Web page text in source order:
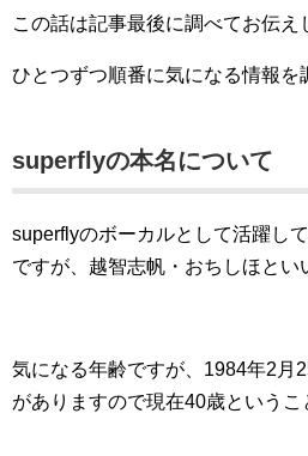
この話は記事最後に調べてお伝え
ひとつずつ順番に気になる情報を
superflyの本名について
superflyのボーカルとして活躍し
ですが、越智志帆・おちしほとい
気になる年齢ですが、1984年2月
がありますので現在40歳というこ